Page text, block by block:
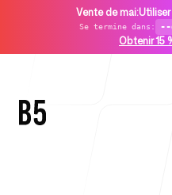
Vente de mai:
Se termine dans : --
Obtenir 15